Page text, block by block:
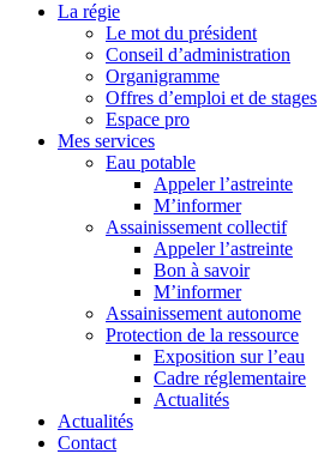
contenuLa régie
Le mot du président
Conseil d’administration
Organigramme
Offres d’emploi et de stages
Espace pro
Mes services
Eau potable
Appeler l’astreinte
M’informer
Assainissement collectif
Appeler l’astreinte
Bon à savoir
M’informer
Assainissement autonome
Protection de la ressource
Exposition sur l’eau
Cadre réglementaire
Actualités
Actualités
Contact